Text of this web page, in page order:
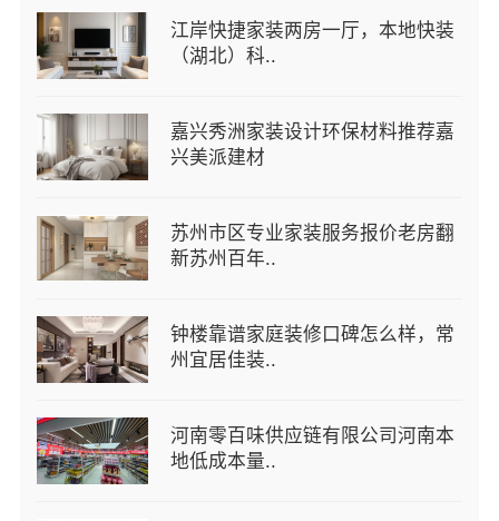
江岸快捷家装两房一厅，本地快装
（湖北）科..
嘉兴秀洲家装设计环保材料推荐嘉
兴美派建材
苏州市区专业家装服务报价老房翻
新苏州百年..
钟楼靠谱家庭装修口碑怎么样，常
州宜居佳装..
河南零百味供应链有限公司河南本
地低成本量..